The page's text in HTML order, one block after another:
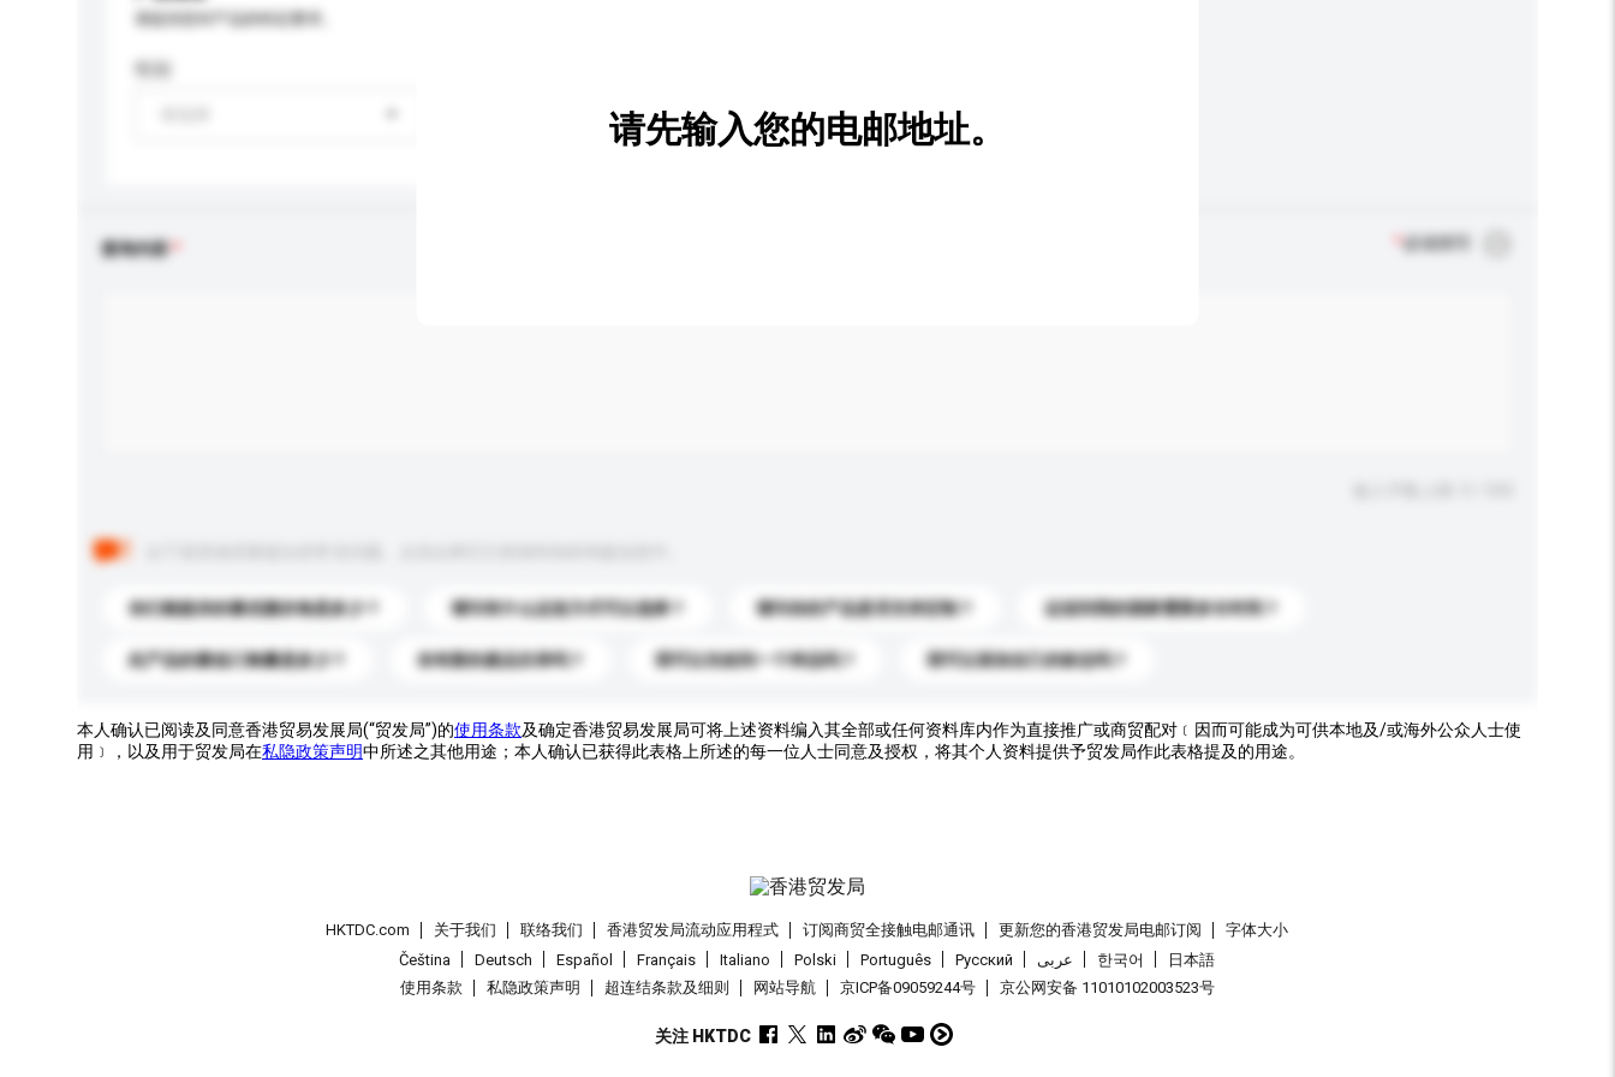
新增/删除选项
查询内容 必须填写
你们能提供的最优惠价格是多少？ 请问有什么运送方式可以选择？ 请问你的产品是否支持定制？ 运送到我的国家需要多长时间？
此产品的最低订购量是多少？ 你有新的產品目录吗？ 我可以先收到一个样品吗？ 我可以添加自己的标志吗？
请先输入您的电邮地址。
本人确认已阅读及同意香港贸易发展局(“贸发局”)的使用条款及确定香港贸易发展局可将上述资料编入其全部或任何资料库内作为直接推广或商贸配对﹝因而可能成为可供本地及/或海外公众人士使
用﹞，以及用于贸发局在私隐政策声明中所述之其他用途；本人确认已获得此表格上所述的每一位人士同意及授权，将其个人资料提供予贸发局作此表格提及的用途。
HKTDC.com 关于我们 联络我们 香港贸发局流动应用程式 订阅商贸全接触电邮通讯 更新您的香港贸发局电邮订阅
字体大小
Čeština
Deutsch Español Français Italiano Polski Português Pусский عربى 한국어
日本語
使用条款
私隐政策声明 超连结条款及细则 网站导航 京ICP备09059244号 京公网安备 11010102003523号
关注 HKTDC